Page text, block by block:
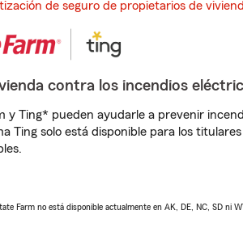
de seguro de propietarios de
contra los incendios
y Ting* pueden ayudarle a prevenir
Ting solo está disponible para los
Farm no está disponible actualmente en AK, DE, NC, SD ni